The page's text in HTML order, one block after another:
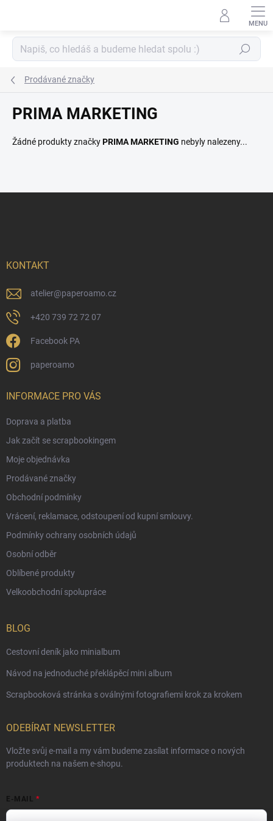
Hledat
Prodávané značky
PRIMA MARKETING
Žádné produkty značkyPRIMA MARKETING nebyly nalezeny...
KONTAKT
atelier@paperoamo.cz
+420 739 72 72 07
Facebook PA
paperoamo
INFORMACE PRO VÁS
Doprava a platba
Jak začít se scrapbookingem
Moje objednávka
Prodávané značky
Obchodní podmínky
Vrácení, reklamace, odstoupení od kupní smlouvy.
Podmínky ochrany osobních údajů
Osobní odběr
Oblíbené produkty
Velkoobchodní spolupráce
BLOG
Cestovní deník jako minialbum
Návod na jednoduché překlápěcí mini album
Scrapbooková stránka s oválnými fotografiemi krok za krokem
ODEBÍRAT NEWSLETTER
Vložte svůj e-mail a my vám budeme zasílat informace o nových
produktech na našem e-shopu.
E-MAIL